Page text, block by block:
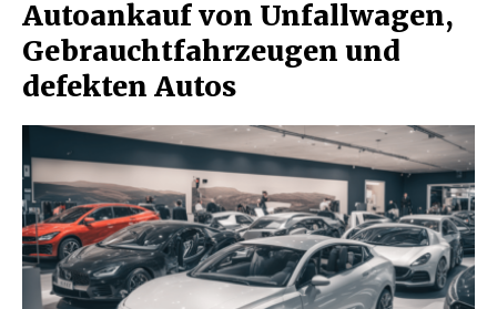
Autoankauf von Unfallwagen,
Gebrauchtfahrzeugen und
defekten Autos